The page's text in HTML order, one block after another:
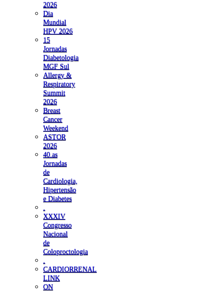
2026
Dia
Mundial
HPV 2026
15
Jornadas
Diabetologia
MGF Sul
Allergy &
Respiratory
Summit
2026
Breast
Cancer
Weekend
ASTOR
2026
40.as
Jornadas
de
Cardiologia,
Hipertensão
e Diabetes
XXXIV
Congresso
Nacional
de
Coloproctologia
CARDIORRENAL
LINK
ON